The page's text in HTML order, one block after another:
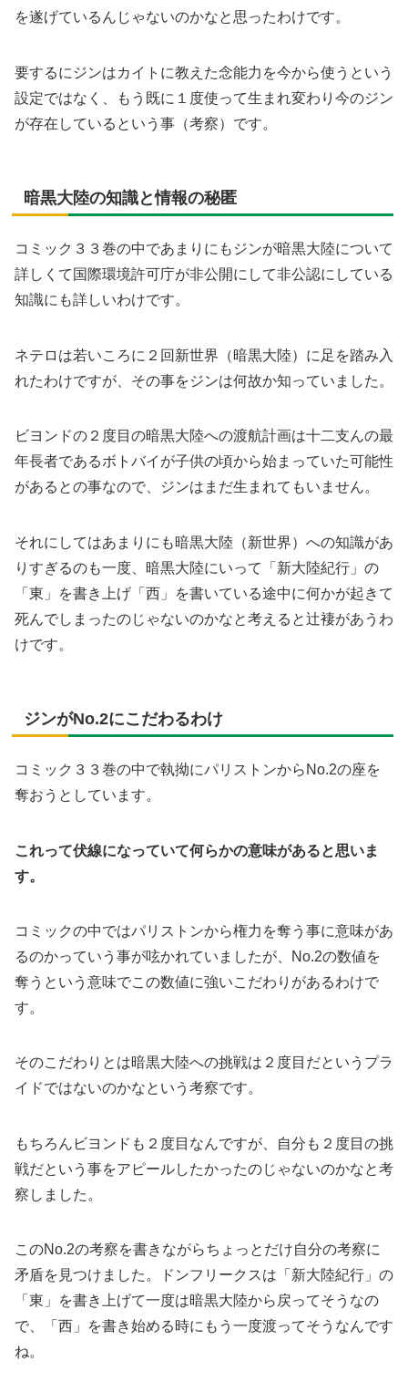
を遂げているんじゃないのかなと思ったわけです。
要するにジンはカイトに教えた念能力を今から使うという
設定ではなく、もう既に１度使って生まれ変わり今のジン
が存在しているという事（考察）です。
暗黒大陸の知識と情報の秘匿
コミック３３巻の中であまりにもジンが暗黒大陸について
詳しくて国際環境許可庁が非公開にして非公認にしている
知識にも詳しいわけです。
ネテロは若いころに２回新世界（暗黒大陸）に足を踏み入
れたわけですが、その事をジンは何故か知っていました。
ビヨンドの２度目の暗黒大陸への渡航計画は十二支んの最
年長者であるボトバイが子供の頃から始まっていた可能性
があるとの事なので、ジンはまだ生まれてもいません。
それにしてはあまりにも暗黒大陸（新世界）への知識があ
りすぎるのも一度、暗黒大陸にいって「新大陸紀行」の
「東」を書き上げ「西」を書いている途中に何かが起きて
死んでしまったのじゃないのかなと考えると辻褄があうわ
けです。
ジンがNo.2にこだわるわけ
コミック３３巻の中で執拗にパリストンからNo.2の座を
奪おうとしています。
これって伏線になっていて何らかの意味があると思いま
す。
コミックの中ではパリストンから権力を奪う事に意味があ
るのかっていう事が呟かれていましたが、No.2の数値を
奪うという意味でこの数値に強いこだわりがあるわけで
す。
そのこだわりとは暗黒大陸への挑戦は２度目だというプラ
イドではないのかなという考察です。
もちろんビヨンドも２度目なんですが、自分も２度目の挑
戦だという事をアピールしたかったのじゃないのかなと考
察しました。
このNo.2の考察を書きながらちょっとだけ自分の考察に
矛盾を見つけました。ドンフリークスは「新大陸紀行」の
「東」を書き上げて一度は暗黒大陸から戻ってそうなの
で、「西」を書き始める時にもう一度渡ってそうなんです
ね。